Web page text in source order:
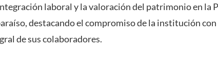
laboral y la valoración del patrimonio en la
destacando el compromiso de la institución
de sus colaboradores.